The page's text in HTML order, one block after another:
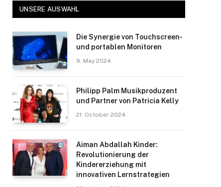
UNSERE AUSWAHL
Die Synergie von Touchscreen-
und portablen Monitoren
9. May 2024
Philipp Palm Musikproduzent
und Partner von Patricia Kelly
21. October 2024
Aiman Abdallah Kinder:
Revolutionierung der
Kindererziehung mit
innovativen Lernstrategien